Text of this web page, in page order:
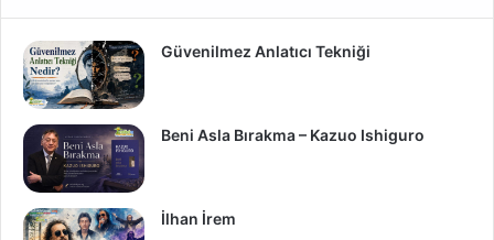
Güvenilmez Anlatıcı Tekniği
Beni Asla Bırakma – Kazuo Ishiguro
İlhan İrem